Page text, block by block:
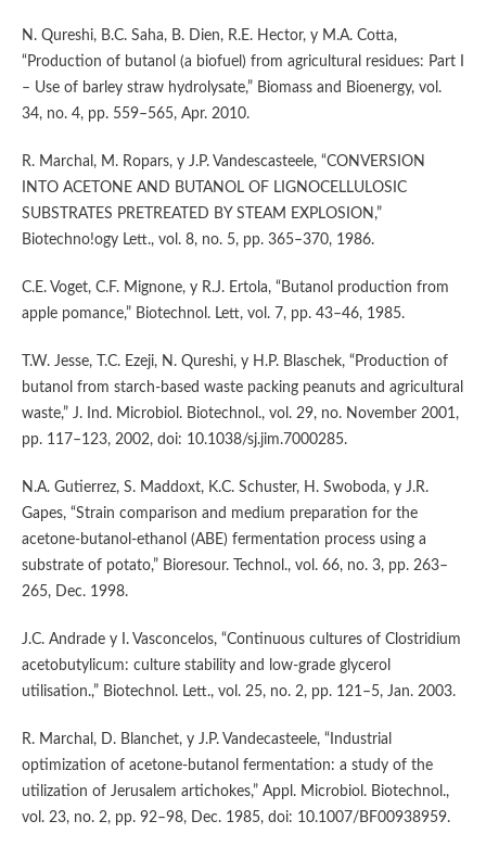
N. Qureshi, B.C. Saha, B. Dien, R.E. Hector, y M.A. Cotta,
“Production of butanol (a biofuel) from agricultural residues: Part I
– Use of barley straw hydrolysate,” Biomass and Bioenergy, vol.
34, no. 4, pp. 559–565, Apr. 2010.
R. Marchal, M. Ropars, y J.P. Vandescasteele, “CONVERSION
INTO ACETONE AND BUTANOL OF LIGNOCELLULOSIC
SUBSTRATES PRETREATED BY STEAM EXPLOSION,”
Biotechno!ogy Lett., vol. 8, no. 5, pp. 365–370, 1986.
C.E. Voget, C.F. Mignone, y R.J. Ertola, “Butanol production from
apple pomance,” Biotechnol. Lett, vol. 7, pp. 43–46, 1985.
T.W. Jesse, T.C. Ezeji, N. Qureshi, y H.P. Blaschek, “Production of
butanol from starch-based waste packing peanuts and agricultural
waste,” J. Ind. Microbiol. Biotechnol., vol. 29, no. November 2001,
pp. 117–123, 2002, doi: 10.1038/sj.jim.7000285.
N.A. Gutierrez, S. Maddoxt, K.C. Schuster, H. Swoboda, y J.R.
Gapes, “Strain comparison and medium preparation for the
acetone-butanol-ethanol (ABE) fermentation process using a
substrate of potato,” Bioresour. Technol., vol. 66, no. 3, pp. 263–
265, Dec. 1998.
J.C. Andrade y I. Vasconcelos, “Continuous cultures of Clostridium
acetobutylicum: culture stability and low-grade glycerol
utilisation.,” Biotechnol. Lett., vol. 25, no. 2, pp. 121–5, Jan. 2003.
R. Marchal, D. Blanchet, y J.P. Vandecasteele, “Industrial
optimization of acetone-butanol fermentation: a study of the
utilization of Jerusalem artichokes,” Appl. Microbiol. Biotechnol.,
vol. 23, no. 2, pp. 92–98, Dec. 1985, doi: 10.1007/BF00938959.